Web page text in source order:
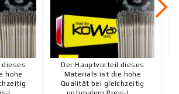
dieses
hohe
Der Hauptvorteil dieses
Materials ist die hohe
Qualität bei gleichzeitig